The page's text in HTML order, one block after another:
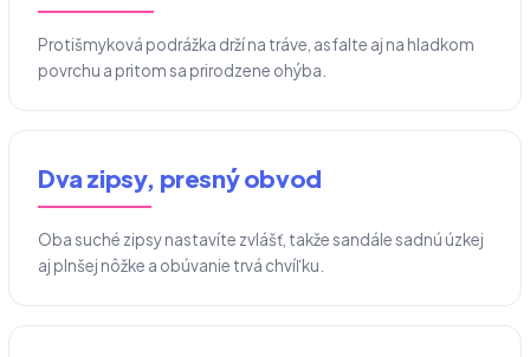
Protišmyková podrážka drží na tráve, asfalte aj na hladkom
povrchu a pritom sa prirodzene ohýba.
Dva zipsy, presný obvod
Oba suché zipsy nastavíte zvlášť, takže sandále sadnú úzkej
aj plnšej nôžke a obúvanie trvá chvíľku.